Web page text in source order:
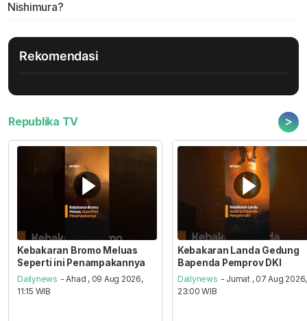
Nishimura?
Rekomendasi
Republika TV >
Kebakaran Bromo Meluas
Seperti ini Penampakannya
Dailynews - Ahad , 09 Aug 2026,
11:15 WIB
Kebakaran Landa Gedung
Bapenda Pemprov DKI
Dailynews - Jumat , 07 Aug 2026,
23:00 WIB